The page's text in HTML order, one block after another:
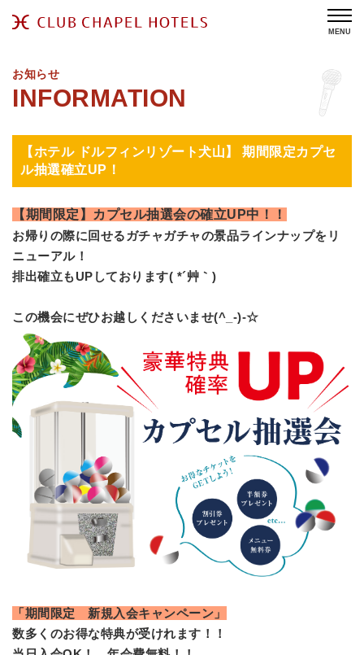
MENU
お知らせ
【ホテル ドルフィンリゾート犬山】 期間限定カプセ
ル抽選確立UP！
【期間限定】カプセル抽選会の確立UP中！！
お帰りの際に回せるガチャガチャの景品ラインナップをリ
ニューアル！
排出確立もUPしております( *´艸｀)
この機会にぜひお越しくださいませ(^_-)-☆
「期間限定 新規入会キャンペーン」
数多くのお得な特典が受けれます！！